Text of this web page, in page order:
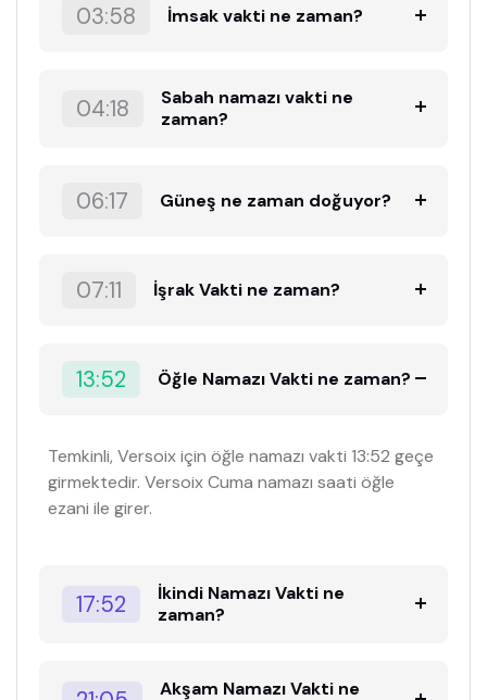
03:58 İmsak vakti ne zaman?
04:18
Sabah namazı vakti ne
zaman?
06:17 Güneş ne zaman doğuyor?
07:11 İşrak Vakti ne zaman?
13:52 Öğle Namazı Vakti ne zaman?
Temkinli, Versoix için öğle namazı vakti 13:52 geçe
girmektedir. Versoix Cuma namazı saati öğle
ezani ile girer.
17:52
İkindi Namazı Vakti ne
zaman?
Akşam Namazı Vakti ne